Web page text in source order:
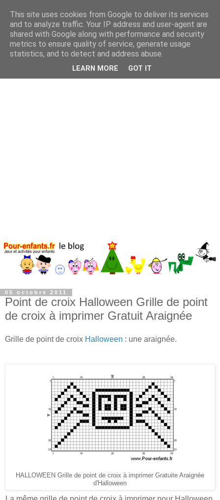
05 octobre 2011
Point de croix Halloween Grille de point
de croix à imprimer Gratuit Araignée
Grille de point de croix Halloween : une araignée.
HALLOWEEN Grille de point de croix à imprimer Gratuite Araignée
d'Halloween
This site uses cookies from Google to deliver its services
and to analyze traffic. Your IP address and user-agent are
shared with Google along with performance and security
metrics to ensure quality of service, generate usage
statistics, and to detect and address abuse.
LEARN MORE GOT IT